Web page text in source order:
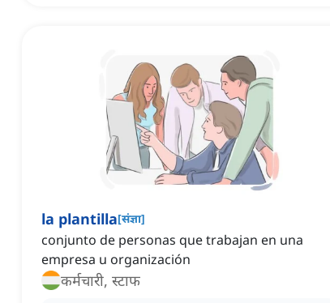
la plantilla[संज्ञा]
conjunto de personas que trabajan en una
empresa u organización
कर्मचारी, स्टाफ